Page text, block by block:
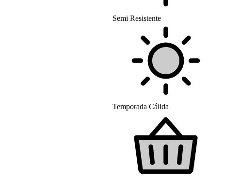
Semi Resistente
Temporada Cálida